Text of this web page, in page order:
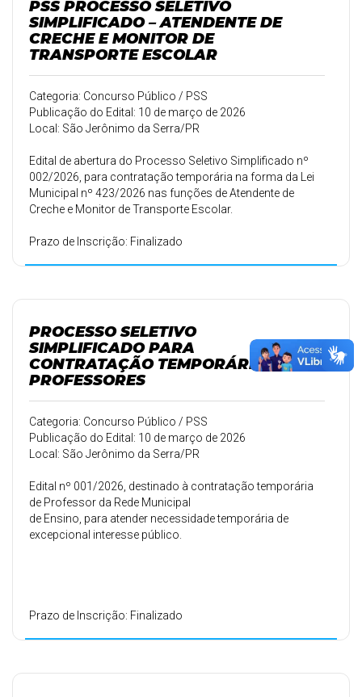
PSS PROCESSO SELETIVO
SIMPLIFICADO – ATENDENTE DE
CRECHE E MONITOR DE
TRANSPORTE ESCOLAR
Categoria: Concurso Público / PSS
Publicação do Edital: 10 de março de 2026
Local: São Jerônimo da Serra/PR
Edital de abertura do Processo Seletivo Simplificado nº
002/2026, para contratação temporária na forma da Lei
Municipal nº 423/2026 nas funções de Atendente de
Creche e Monitor de Transporte Escolar.
Prazo de Inscrição: Finalizado
PROCESSO SELETIVO
SIMPLIFICADO PARA
CONTRATAÇÃO TEMPORÁRIA DE
PROFESSORES
Categoria: Concurso Público / PSS
Publicação do Edital: 10 de março de 2026
Local: São Jerônimo da Serra/PR
Edital nº 001/2026, destinado à contratação temporária
de Professor da Rede Municipal
de Ensino, para atender necessidade temporária de
excepcional interesse público.
Prazo de Inscrição: Finalizado